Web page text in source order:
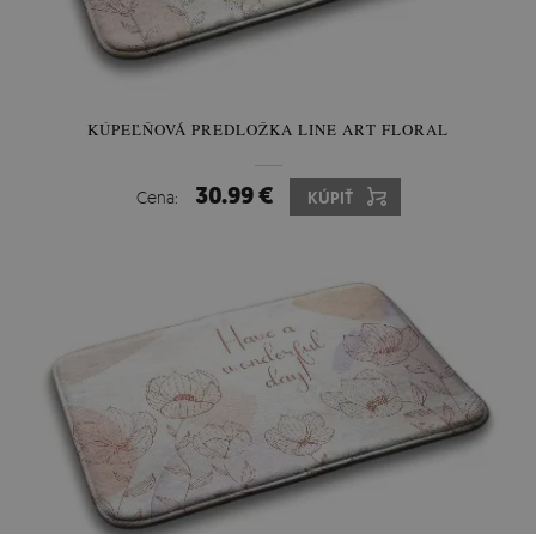
KÚPEĽŇOVÁ PREDLOŽKA LINE ART FLORAL
Cena: 30.99 € KÚPIŤ